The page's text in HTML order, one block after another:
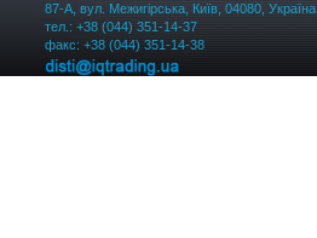
87-А, вул. Межигірська, Київ, 04080, Україна
тел.: +38 (044) 351-14-37
факс: +38 (044) 351-14-38